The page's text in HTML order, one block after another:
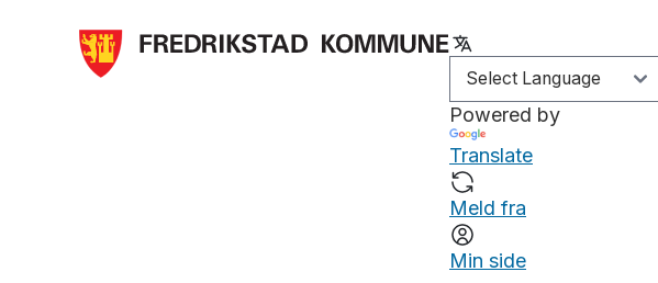
Powered by
Translate
Meld fra
Min side